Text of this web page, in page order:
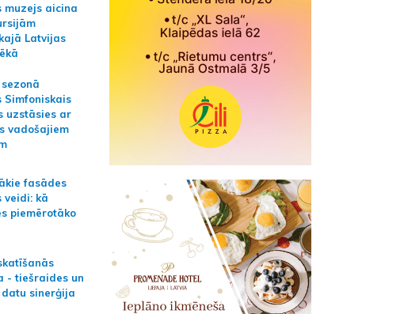
muzejs aicina
Latvijas
Simfoniskais
uzstāsies ar
vadošajiem
fasādes
veidi: kā
piemērotāko
- tiešraides un
sinerģija